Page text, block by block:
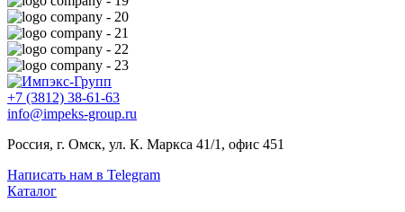
+7 (3812) 38-61-63
info@impeks-group.ru
Россия, г. Омск, ул. К. Маркса 41/1, офис 451
Написать нам в Telegram
Каталог